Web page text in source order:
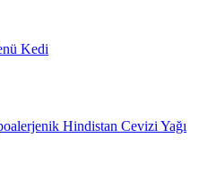
Kedi
Hindistan Cevizi Yağı